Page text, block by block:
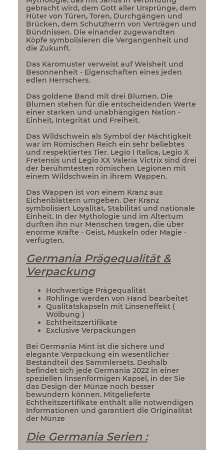
gebracht wird, dem Gott aller Ursprünge, dem
Hüter von Türen, Toren, Durchgängen und
Brücken, dem Schutzherrn von Verträgen und
Bündnissen. Die einander zugewandten
Köpfe symbolisieren die Vergangenheit und
die Zukunft.
Das Karomuster verweist auf Weisheit und
Besonnenheit - Eigenschaften eines jeden
edlen Herrschers.
Das goldene Band mit drei Blumen. Die
Blumen stehen für die entscheidenden Werte
einer starken und unabhängigen Nation -
Einheit, Integrität und Freiheit.
Das Wildschwein als Symbol der Mächtigkeit
war im Römischen Reich ein sehr beliebtes
und respektiertes Tier. Legio I Italica, Legio X
Fretensis und Legio XX Valeria Victrix sind drei
der berühmtesten römischen Legionen mit
einem Wildschwein in ihrem Wappen.
Das Wappen ist von einem Kranz aus
Eichenblättern umgeben. Der Kranz
symbolisiert Loyalität, Stabilität und nationale
Einheit. In der Mythologie und im Altertum
durften ihn nur Menschen tragen, die über
enorme Kräfte - Geist, Muskeln oder Magie -
verfügten.
Germania Prägequalität &
Verpackung
Hochwertige Prägequalität
Rohlinge werden von Hand bearbeitet
Qualitätskapseln mit Linseneffekt (
Wölbung )
Echtheitszertifikate
Exclusive Verpackungen
Bei Germania Mint ist die sichere und
elegante Verpackung ein wesentlicher
Bestandteil des Sammlersets. Deshalb
befindet sich jede Germania 2022 in einer
speziellen linsenförmigen Kapsel, in der Sie
das Design der Münze noch besser
bewundern können. Mitgelieferte
Echtheitszertifikate enthält alle notwendigen
Informationen und garantiert die Originalität
der Münze
Die Germania Serien :